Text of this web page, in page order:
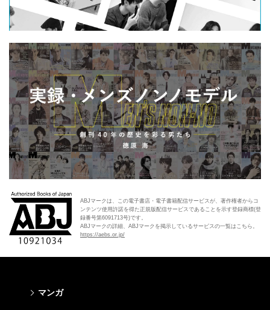
ABJマークは、この電子書店・電子書籍配信サービスが、著作権者からコ
ンテンツ使用許諾を得た正規版配信サービスであることを示す登録商標(登
録番号第6091713号)です。
ABJマークの詳細、ABJマークを掲示しているサービスの一覧はこちら。
https://aebs.or.jp/
マンガ